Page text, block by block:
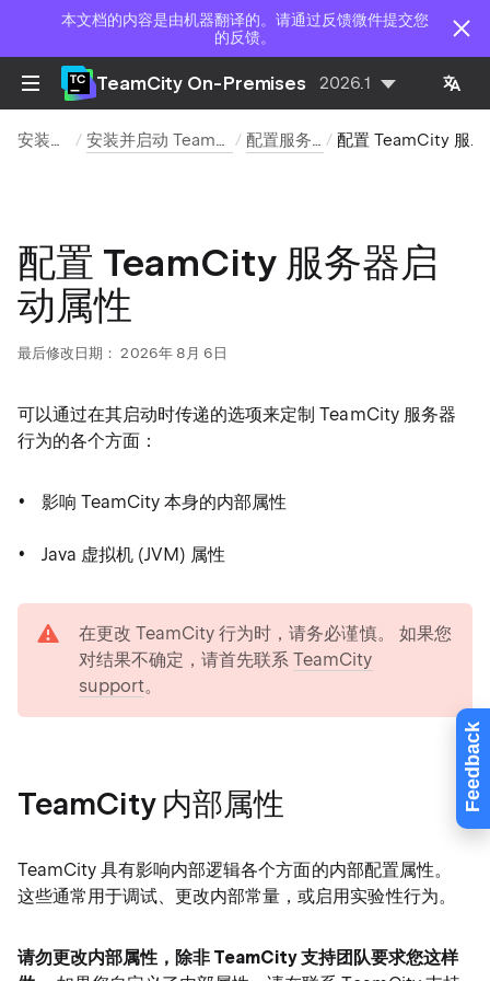
本文档的内容是由机器翻译的。请通过反馈微件提交您
的反馈。
Feedback
TeamCity On-Premises 2026.1
安装和升级 安装并启动 TeamCity 服务器 配置服务器安装 配置 TeamCity 服务器启动属性
配置 TeamCity 服务器启
动属性
最后修改日期： 2026年 8月 6日
可以通过在其启动时传递的选项来定制 TeamCity 服务器
行为的各个方面：
影响 TeamCity 本身的内部属性
Java 虚拟机 (JVM) 属性
在更改 TeamCity 行为时，请务必谨慎。 如果您
对结果不确定，请首先联系TeamCity
support。
TeamCity 内部属性
TeamCity 具有影响内部逻辑各个方面的内部配置属性。
这些通常用于调试、更改内部常量，或启用实验性行为。
请勿更改内部属性，除非 TeamCity 支持团队要求您这样